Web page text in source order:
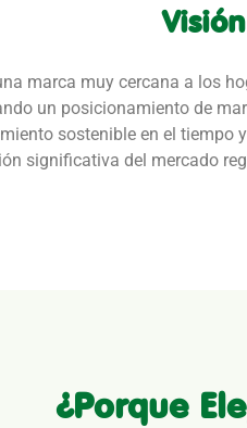
Visión
marca muy cercana a los
un posicionamiento de
sostenible en el tiempo
significativa del mercado
¿Porque